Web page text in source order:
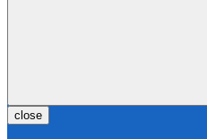
close